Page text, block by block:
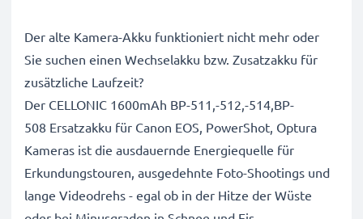
Der alte Kamera-Akku funktioniert nicht mehr oder
Sie suchen einen Wechselakku bzw. Zusatzakku für
zusätzliche Laufzeit?
Der CELLONIC 1600mAh BP-511,-512,-514,BP-
508 Ersatzakku für Canon EOS, PowerShot, Optura
Kameras ist die ausdauernde Energiequelle für
Erkundungstouren, ausgedehnte Foto-Shootings und
lange Videodrehs - egal ob in der Hitze der Wüste